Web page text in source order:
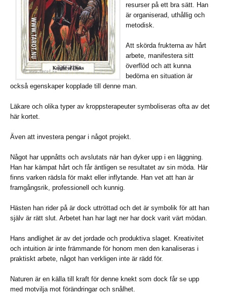
resurser på ett bra sätt. Han
är organiserad, uthållig och
metodisk.
Att skörda frukterna av hårt
arbete, manifestera sitt
överflöd och att kunna
bedöma en situation är
också egenskaper kopplade till denne man.
Läkare och olika typer av kroppsterapeuter symboliseras ofta av det
här kortet.
Även att investera pengar i något projekt.
Något har uppnåtts och avslutats när han dyker upp i en läggning.
Han har kämpat hårt och får äntligen se resultatet av sin möda. Här
finns varken rädsla för makt eller inflytande. Han vet att han är
framgångsrik, professionell och kunnig.
Hästen han rider på är dock uttröttad och det är symbolik för att han
själv är rätt slut. Arbetet han har lagt ner har dock varit värt mödan.
Hans andlighet är av det jordade och produktiva slaget. Kreativitet
och intuition är inte främmande för honom men den kanaliseras i
praktiskt arbete, något han verkligen inte är rädd för.
Naturen är en källa till kraft för denne knekt som dock får se upp
med motvilja mot förändringar och snålhet.